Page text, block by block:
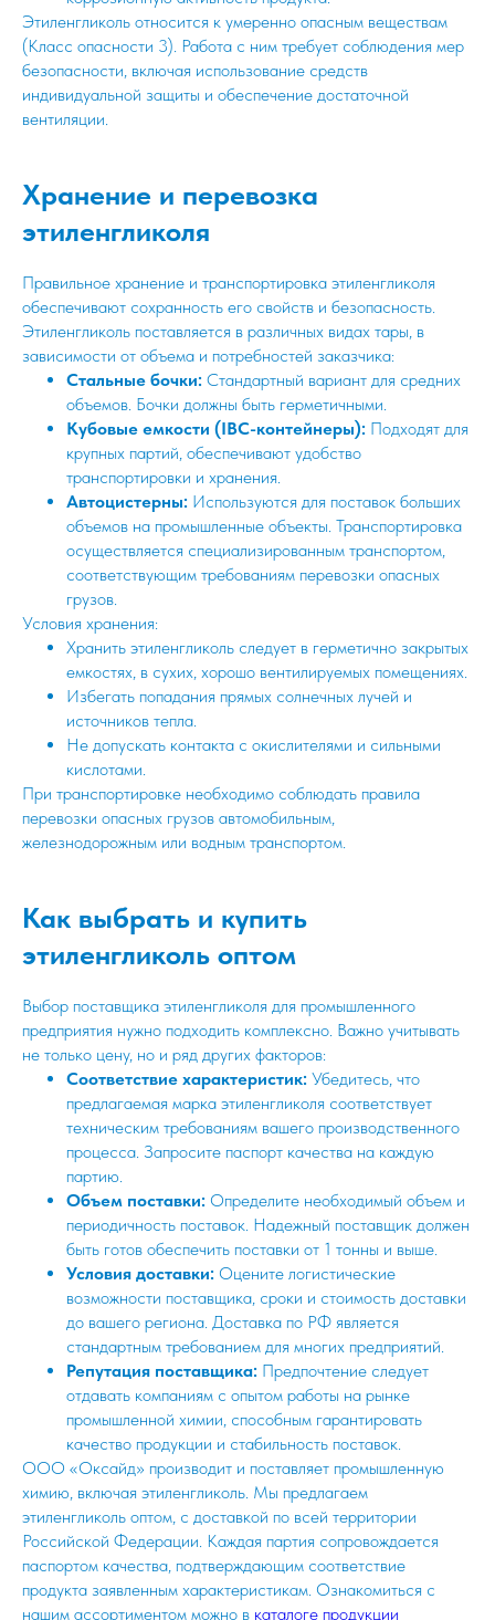
Этиленгликоль относится к умеренно опасным веществам
(Класс опасности 3). Работа с ним требует соблюдения мер
безопасности, включая использование средств
индивидуальной защиты и обеспечение достаточной
вентиляции.
Хранение и перевозка
этиленгликоля
Правильное хранение и транспортировка этиленгликоля
обеспечивают сохранность его свойств и безопасность.
Этиленгликоль поставляется в различных видах тары, в
зависимости от объема и потребностей заказчика:
Стальные бочки: Стандартный вариант для средних
объемов. Бочки должны быть герметичными.
Кубовые емкости (IBC-контейнеры): Подходят для
крупных партий, обеспечивают удобство
транспортировки и хранения.
Автоцистерны: Используются для поставок больших
объемов на промышленные объекты. Транспортировка
осуществляется специализированным транспортом,
соответствующим требованиям перевозки опасных
грузов.
Условия хранения:
Хранить этиленгликоль следует в герметично закрытых
емкостях, в сухих, хорошо вентилируемых помещениях.
Избегать попадания прямых солнечных лучей и
источников тепла.
Не допускать контакта с окислителями и сильными
кислотами.
При транспортировке необходимо соблюдать правила
перевозки опасных грузов автомобильным,
железнодорожным или водным транспортом.
Как выбрать и купить
этиленгликоль оптом
Выбор поставщика этиленгликоля для промышленного
предприятия нужно подходить комплексно. Важно учитывать
не только цену, но и ряд других факторов:
Соответствие характеристик: Убедитесь, что
предлагаемая марка этиленгликоля соответствует
техническим требованиям вашего производственного
процесса. Запросите паспорт качества на каждую
партию.
Объем поставки: Определите необходимый объем и
периодичность поставок. Надежный поставщик должен
быть готов обеспечить поставки от 1 тонны и выше.
Условия доставки: Оцените логистические
возможности поставщика, сроки и стоимость доставки
до вашего региона. Доставка по РФ является
стандартным требованием для многих предприятий.
Репутация поставщика: Предпочтение следует
отдавать компаниям с опытом работы на рынке
промышленной химии, способным гарантировать
качество продукции и стабильность поставок.
ООО «Оксайд» производит и поставляет промышленную
химию, включая этиленгликоль. Мы предлагаем
этиленгликоль оптом, с доставкой по всей территории
Российской Федерации. Каждая партия сопровождается
паспортом качества, подтверждающим соответствие
продукта заявленным характеристикам. Ознакомиться с
нашим ассортиментом можно в каталоге продукции